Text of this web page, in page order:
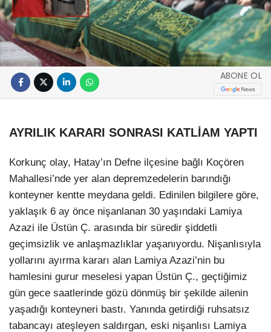
ABONE OL
AYRILIK KARARI SONRASI KATLİAM YAPTI
Korkunç olay, Hatay’ın Defne ilçesine bağlı Koçören
Mahallesi’nde yer alan depremzedelerin barındığı
konteyner kentte meydana geldi. Edinilen bilgilere göre,
yaklaşık 6 ay önce nişanlanan 30 yaşındaki Lamiya
Azazi ile Üstün Ç. arasında bir süredir şiddetli
geçimsizlik ve anlaşmazlıklar yaşanıyordu. Nişanlısıyla
yollarını ayırma kararı alan Lamiya Azazi’nin bu
hamlesini gurur meselesi yapan Üstün Ç., geçtiğimiz
gün gece saatlerinde gözü dönmüş bir şekilde ailenin
yaşadığı konteyneri bastı. Yanında getirdiği ruhsatsız
tabancayı ateşleyen saldırgan, eski nişanlısı Lamiya